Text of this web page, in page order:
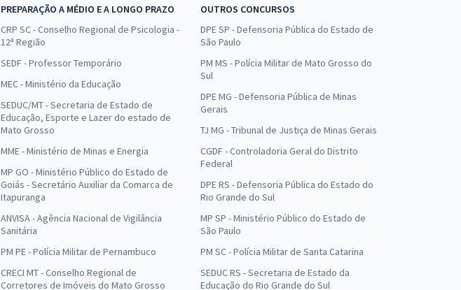
PREPARAÇÃO A MÉDIO E A LONGO PRAZO
CRP SC - Conselho Regional de Psicologia -
12ª Região
SEDF - Professor Temporário
MEC - Ministério da Educação
SEDUC/MT - Secretaria de Estado de
Educação, Esporte e Lazer do estado de
Mato Grosso
MME - Ministério de Minas e Energia
MP GO - Ministério Público do Estado de
Goiás - Secretário Auxiliar da Comarca de
Itapuranga
ANVISA - Agência Nacional de Vigilância
Sanitária
PM PE - Polícia Militar de Pernambuco
CRECI MT - Conselho Regional de
Corretores de Imóveis do Mato Grosso
OUTROS CONCURSOS
DPE SP - Defensoria Pública do Estado de
São Paulo
PM MS - Polícia Militar de Mato Grosso do
Sul
DPE MG - Defensoria Pública de Minas
Gerais
TJ MG - Tribunal de Justiça de Minas Gerais
CGDF - Controladoria Geral do Distrito
Federal
DPE RS - Defensoria Pública do Estado do
Rio Grande do Sul
MP SP - Ministério Público do Estado de
São Paulo
PM SC - Polícia Militar de Santa Catarina
SEDUC RS - Secretaria de Estado da
Educação do Rio Grande do Sul